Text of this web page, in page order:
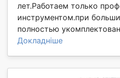
лет.Работаем только
инструментом.при
полностью
Докладніше